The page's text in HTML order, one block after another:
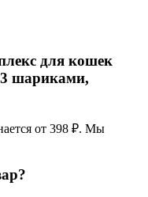
для кошек
шариками,
от 398 ₽. Мы